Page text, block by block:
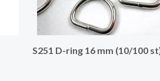
S251 D-ring 16 mm (10/100